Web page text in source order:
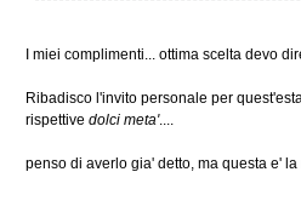
I miei complimenti... ottima scelta devo
Ribadisco l'invito personale per
rispettive dolci meta'....
penso di averlo gia' detto, ma questa e' la